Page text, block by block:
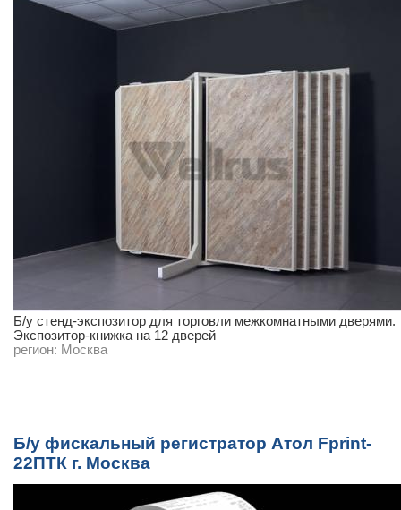
Б/у cтенд-экспозитор для торговли межкомнатными дверями.
Экспозитор-книжка на 12 дверей
регион: Москва
Б/у фискальный регистратор Атол Fprint-
22ПТК г. Москва